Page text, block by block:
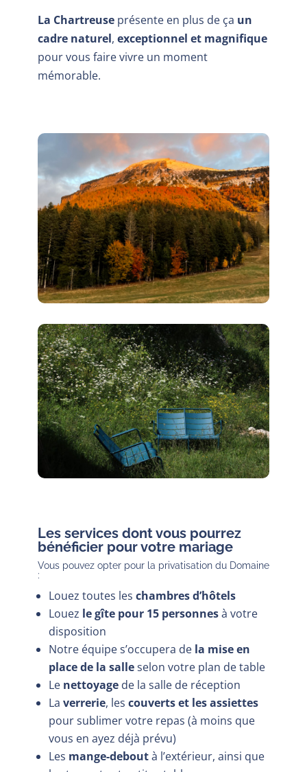
La Chartreuseprésente en plus de ça un
cadre naturel, exceptionnel et magnifique
pour vous faire vivre un moment
mémorable.
Les services dont vous pourrez
bénéficier pour votre mariage
Vous pouvez opter pour la privatisation du Domaine
:
Louez toutes les chambres d’hôtels
Louez le gîte pour 15 personnesà votre
disposition
Notre équipe s’occupera de la mise en
place de la salleselon votre plan de table
Le nettoyagede la salle de réception
La verrerie, les couverts et les assiettes
pour sublimer votre repas (à moins que
vous en ayez déjà prévu)
Les mange-deboutà l’extérieur, ainsi que